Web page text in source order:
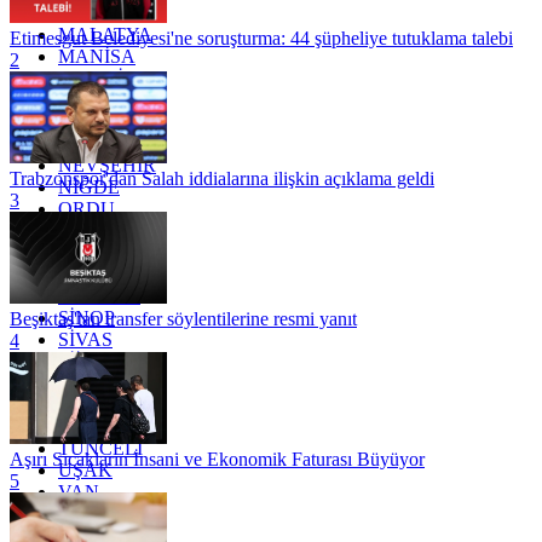
KİLİS
MALATYA
MANİSA
MARDİN
MERSİN
MUĞLA
MUŞ
NEVŞEHİR
NİĞDE
ORDU
OSMANİYE
RİZE
SAKARYA
SİNOP
SİVAS
SİİRT
TEKİRDAĞ
TOKAT
TRABZON
TUNCELİ
UŞAK
VAN
YALOVA
YOZGAT
Etimesgut Belediyesi'ne soruşturma: 44 şüpheliye tutuklama talebi
2
Trabzonspor'dan Salah iddialarına ilişkin açıklama geldi
3
Beşiktaş'tan transfer söylentilerine resmi yanıt
4
Aşırı Sıcakların İnsani ve Ekonomik Faturası Büyüyor
5